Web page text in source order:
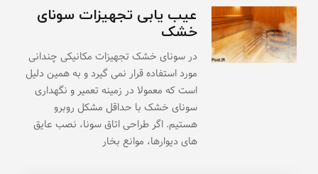
عیب یابی تجهیزات سونای
خشک
در سونای خشک تجهیزات مکانیکی چندانی
مورد استفاده قرار نمی گیرد و به همین دلیل
است که معمولا در زمینه تعمیر و نگهداری
سونای خشک با حداقل مشکل روبرو
هستیم. اگر طراحی اتاق سونا، نصب عایق
های دیوارها، موانع بخار